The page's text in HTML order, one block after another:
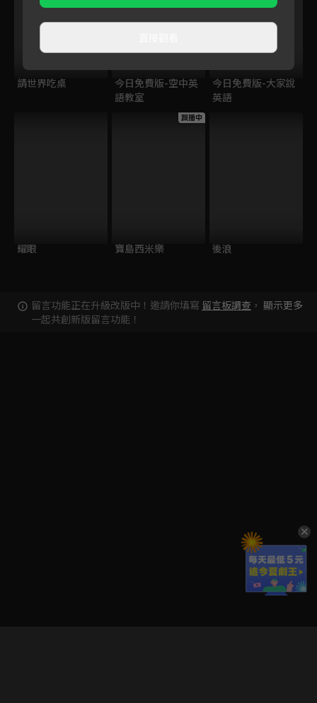
請世界吃桌
今日免費版-空中英
語教室
今日免費版-大家說
英語
耀眼
跟播中
寶島西米樂 後浪
留言功能正在升級改版中！邀請你填寫 留言板調查 ，
一起共創新版留言功能！
顯示更多